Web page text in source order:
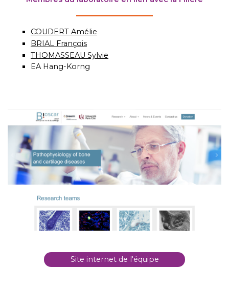
COUDERT Amélie
BRIAL François
THOMASSEAU Sylvie
EA Hang-Korng
Site internet de l'équipe